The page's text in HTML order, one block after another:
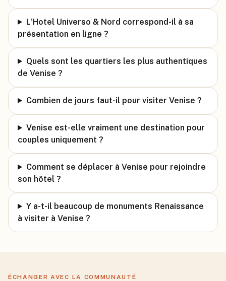
L'Hotel Universo & Nord correspond-il à sa
présentation en ligne ?
Quels sont les quartiers les plus authentiques
de Venise ?
Combien de jours faut-il pour visiter Venise ?
Venise est-elle vraiment une destination pour
couples uniquement ?
Comment se déplacer à Venise pour rejoindre
son hôtel ?
Y a-t-il beaucoup de monuments Renaissance
à visiter à Venise ?
ÉCHANGER AVEC LA COMMUNAUTÉ